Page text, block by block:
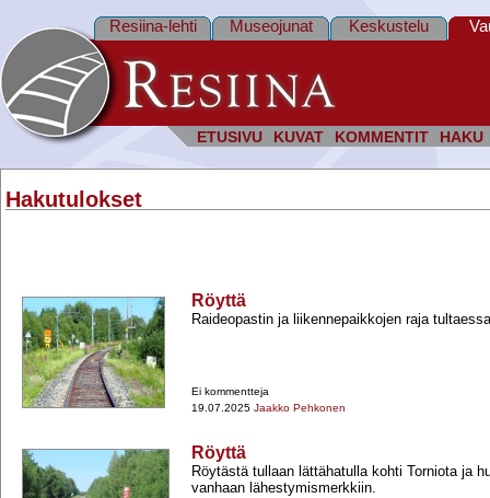
ETUSIVU KUVAT KOMMENTIT HAKU
Resiina-lehti Museojunat Keskustelu
Hakutulokset
Röyttä
Raideopastin ja liikennepaikkojen raja
Ei kommentteja
19.07.2025 Jaakko Pehkonen
Röyttä
Röytästä tullaan lättähatulla kohti Torniota ja
vanhaan lähestymismerkkiin.